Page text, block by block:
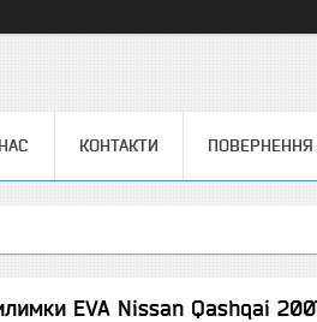
КОНТАКТИ ПОВЕРНЕННЯ
EVA Nissan Qashqai